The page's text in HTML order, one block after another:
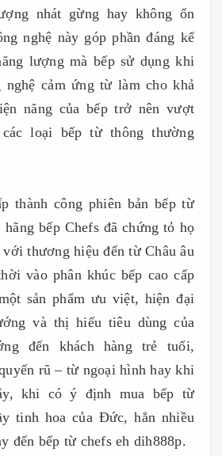
nhát gừng hay không ổn
nghệ này góp phần đáng kể
lượng mà bếp sử dụng khi
cảm ứng từ làm cho khả
năng của bếp trở nên vượt
loại bếp từ thông thường
thành công phiên bản bếp từ
hãng bếp Chefs đã chứng tỏ họ
thương hiệu đến từ Châu âu
vào phân khúc bếp cao cấp
sản phẩm ưu việt, hiện đại
và thị hiếu tiêu dùng của
đến khách hàng trẻ tuổi,
rũ – từ ngoại hình hay khi
khi có ý định mua bếp từ
tinh hoa của Đức, hẳn nhiều
đến bếp từ chefs eh dih888p.